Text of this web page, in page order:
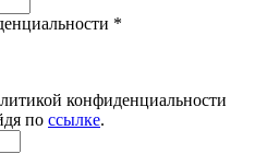
*
конфиденциальности
по ссылке.